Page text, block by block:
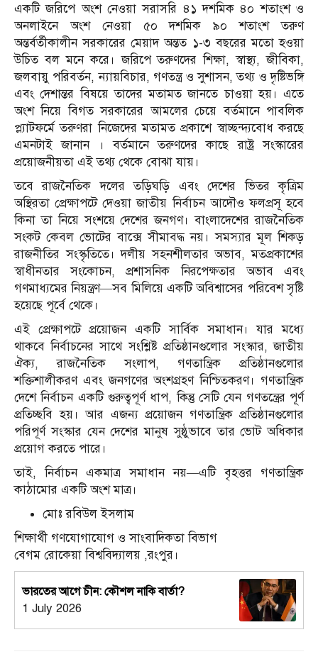
একটি জরিপে অংশ নেওয়া সরাসরি ৪১ দশমিক ৪০ শতাংশ ও
অনলাইনে অংশ নেওয়া ৫০ দশমিক ৯০ শতাংশ তরুণ
অন্তর্বর্তীকালীন সরকারের মেয়াদ অন্তত ১-৩ বছরের মতো হওয়া
উচিত বল মনে করে। জরিপে তরুণদের শিক্ষা, স্বাস্থ্য, জীবিকা,
জলবায়ু পরিবর্তন, ন্যায়বিচার, গণতন্ত্র ও সুশাসন, তথ্য ও দৃষ্টিভঙ্গি
এবং দেশান্তর বিষয়ে তাদের মতামত জানতে চাওয়া হয়। এতে
অংশ নিয়ে বিগত সরকারের আমলের চেয়ে বর্তমানে পাবলিক
প্ল্যাটফর্মে তরুণরা নিজেদের মতামত প্রকাশে স্বাচ্ছন্দ্যবোধ করছে
এমনটাই জানান । বর্তমানে তরুণদের কাছে রাষ্ট্র সংস্কারের
প্রয়োজনীয়তা এই তথ্য থেকে বোঝা যায়।
তবে রাজনৈতিক দলের তড়িঘড়ি এবং দেশের ভিতর কৃত্রিম
অস্থিরতা প্রেক্ষাপটে দেওয়া জাতীয় নির্বাচন আদৌও ফলপ্রসূ হবে
কিনা তা নিয়ে সংশয়ে দেশের জনগণ। বাংলাদেশের রাজনৈতিক
সংকট কেবল ভোটের বাক্সে সীমাবদ্ধ নয়। সমস্যার মূল শিকড়
রাজনীতির সংস্কৃতিতে। দলীয় সহনশীলতার অভাব, মতপ্রকাশের
স্বাধীনতার সংকোচন, প্রশাসনিক নিরপেক্ষতার অভাব এবং
গণমাধ্যমের নিয়ন্ত্রণ—সব মিলিয়ে একটি অবিশ্বাসের পরিবেশ সৃষ্টি
হয়েছে পূর্বে থেকে।
এই প্রেক্ষাপটে প্রয়োজন একটি সার্বিক সমাধান। যার মধ্যে
থাকবে নির্বাচনের সাথে সংশ্লিষ্ট প্রতিষ্ঠানগুলোর সংস্কার, জাতীয়
ঐক্য, রাজনৈতিক সংলাপ, গণতান্ত্রিক প্রতিষ্ঠানগুলোর
শক্তিশালীকরণ এবং জনগণের অংশগ্রহণ নিশ্চিতকরণ। গণতান্ত্রিক
দেশে নির্বাচন একটি গুরুত্বপূর্ণ ধাপ, কিন্তু সেটি যেন গণতন্ত্রের পূর্ণ
প্রতিচ্ছবি হয়। আর এজন্য প্রয়োজন গণতান্ত্রিক প্রতিষ্ঠানগুলোর
পরিপূর্ণ সংস্কার যেন দেশের মানুষ সুষ্ঠুভাবে তার ভোট অধিকার
প্রয়োগ করতে পারে।
তাই, নির্বাচন একমাত্র সমাধান নয়—এটি বৃহত্তর গণতান্ত্রিক
কাঠামোর একটি অংশ মাত্র।
মোঃ রবিউল ইসলাম
শিক্ষার্থী গণযোগাযোগ ও সাংবাদিকতা বিভাগ
বেগম রোকেয়া বিশ্ববিদ্যালয় ,রংপুর।
ভারতের আগে চীন: কৌশল নাকি বার্তা?
1 July 2026